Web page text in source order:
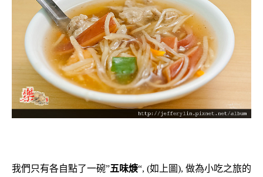
我們只有各自點了一碗”五味焿“, (如上圖), 做為小吃之旅的